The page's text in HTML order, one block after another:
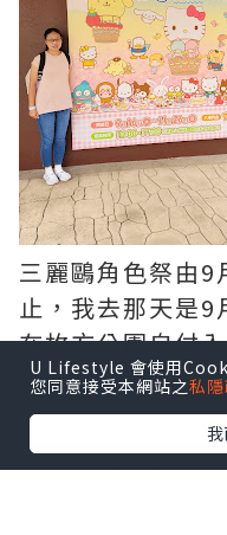
三麗鷗角色祭由
止，我去那天是9
在枚方公園自付
付700日元入場
U Lifestyle 會使用
您同意接受本網站之私